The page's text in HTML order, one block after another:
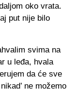
oko vrata.
put nije bilo
svima na
u leđa, hvala
da će sve
ne možemo